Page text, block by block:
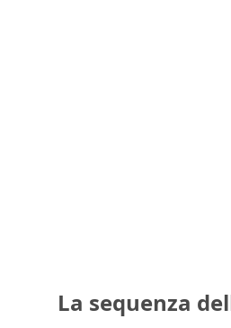
La sequenza